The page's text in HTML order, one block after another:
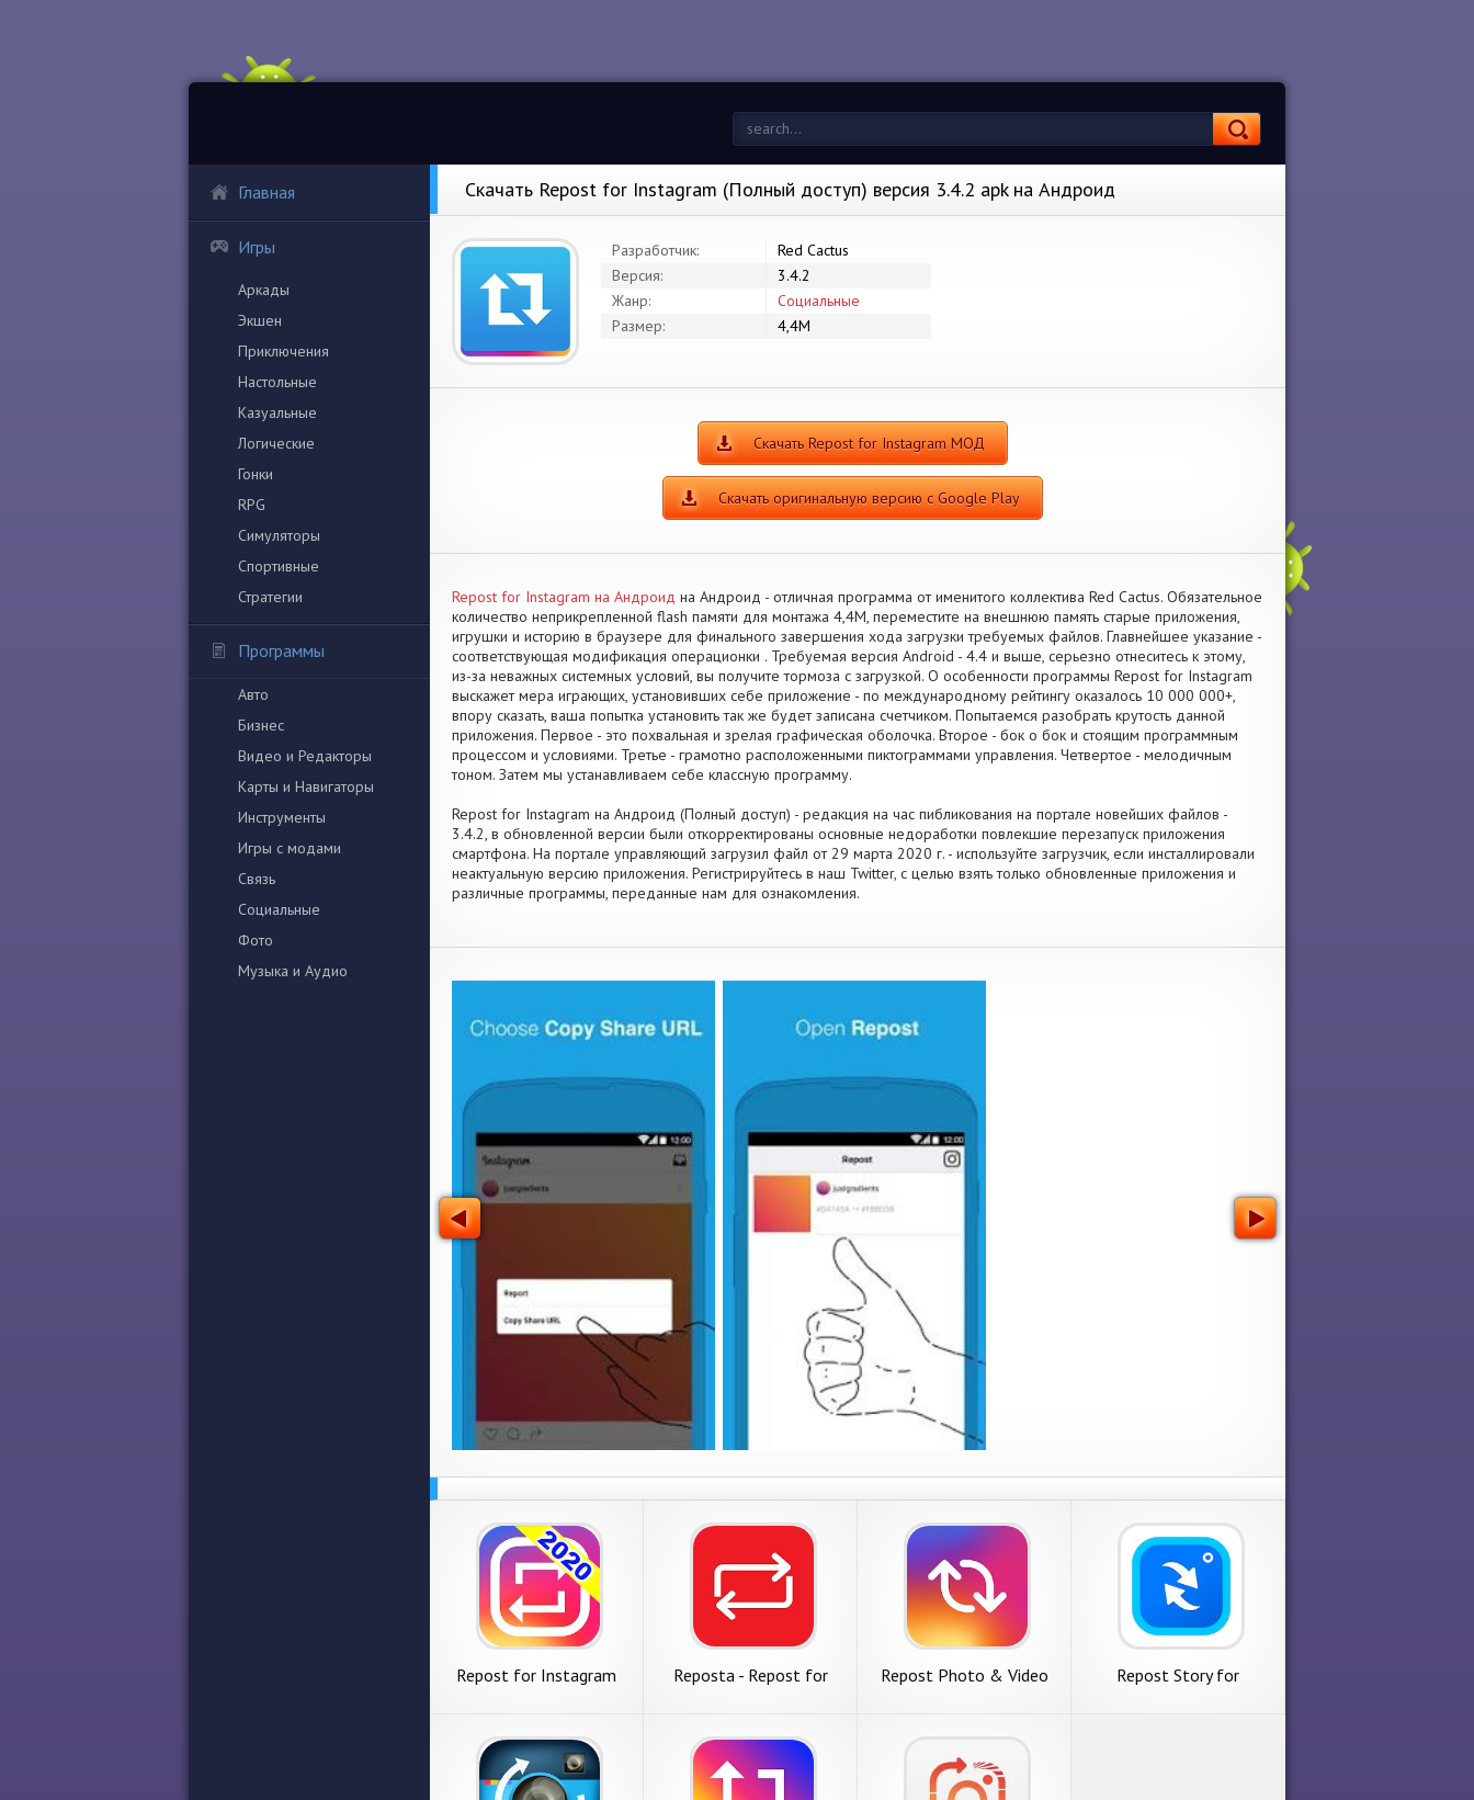
Главная
Игры
Аркады
Экшен
Приключения
Настольные
Казуальные
Логические
Гонки
RPG
Симуляторы
Спортивные
Стратегии
Программы
Авто
Бизнес
Видео и Редакторы
Карты и Навигаторы
Инструменты
Игры с модами
Связь
Социальные
Фото
Музыка и Аудио
Скачать Repost for Instagram (Полный доступ) версия 3.4.2 apk на Андроид
Разработчик:
Red Cactus
Версия:
3.4.2
Жанр:
Социальные
Размер:
4,4M
Скачать Repost for Instagram МОД
Скачать оригинальную версию с Google Play
Repost for Instagram на Андроид на Андроид - отличная программа от именитого коллектива Red Cactus. Обязательное
количество неприкрепленной flash памяти для монтажа 4,4M, переместите на внешнюю память старые приложения,
игрушки и историю в браузере для финального завершения хода загрузки требуемых файлов. Главнейшее указание -
соответствующая модификация операционки . Требуемая версия Android - 4.4 и выше, серьезно отнеситесь к этому,
из-за неважных системных условий, вы получите тормоза с загрузкой. О особенности программы Repost for Instagram
выскажет мера играющих, установивших себе приложение - по международному рейтингу оказалось 10 000 000+,
впору сказать, ваша попытка установить так же будет записана счетчиком. Попытаемся разобрать крутость данной
приложения. Первое - это похвальная и зрелая графическая оболочка. Второе - бок о бок и стоящим программным
процессом и условиями. Третье - грамотно расположенными пиктограммами управления. Четвертое - мелодичным
тоном. Затем мы устанавливаем себе классную программу.
Repost for Instagram на Андроид (Полный доступ) - редакция на час пибликования на портале новейших файлов -
3.4.2, в обновленной версии были откорректированы основные недоработки повлекшие перезапуск приложения
смартфона. На портале управляющий загрузил файл от 29 марта 2020 г. - используйте загрузчик, если инсталлировали
неактуальную версию приложения. Регистрируйтесь в наш Twitter, с целью взять только обновленные приложения и
различные программы, переданные нам для ознакомления.
Repost for Instagram
Reposta - Repost for
Repost Photo & Video
Repost Story for